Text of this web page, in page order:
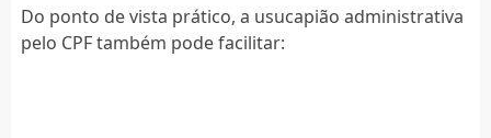
Do ponto de vista prático, a usucapião administrativa
pelo CPF também pode facilitar: